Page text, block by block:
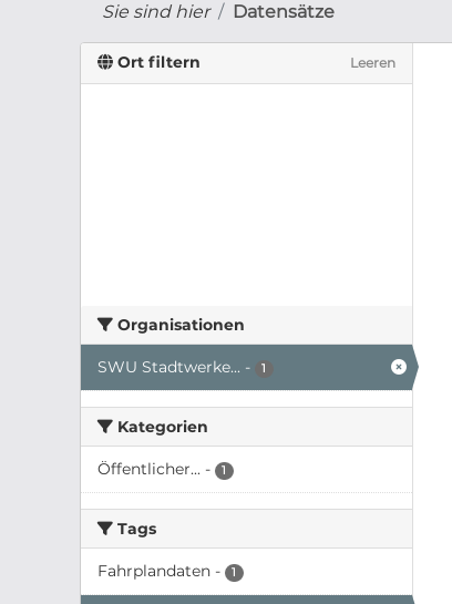
Sie sind hier Datensätze
Ort filtern Leeren
Organisationen
SWU Stadtwerke... - 1
Kategorien
Öffentlicher... - 1
Tags
Fahrplandaten - 1